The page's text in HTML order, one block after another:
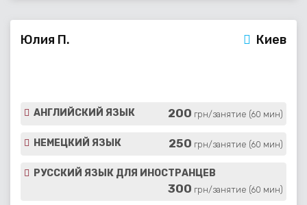
Юлия П. Киев
АНГЛИЙСКИЙ ЯЗЫК 200 грн/занятие (60 мин)
НЕМЕЦКИЙ ЯЗЫК 250 грн/занятие (60 мин)
РУССКИЙ ЯЗЫК ДЛЯ ИНОСТРАНЦЕВ
300 грн/занятие (60 мин)